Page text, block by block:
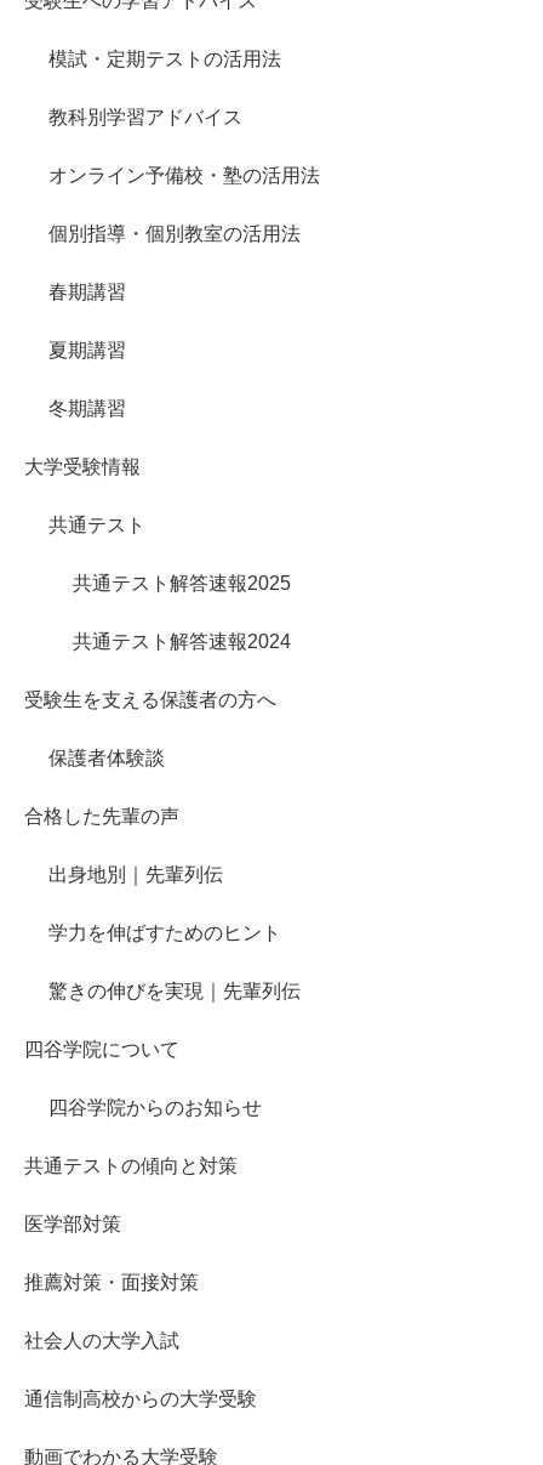
模試・定期テストの活用法
教科別学習アドバイス
オンライン予備校・塾の活用法
個別指導・個別教室の活用法
春期講習
夏期講習
冬期講習
大学受験情報
共通テスト
共通テスト解答速報2025
共通テスト解答速報2024
受験生を支える保護者の方へ
保護者体験談
合格した先輩の声
出身地別｜先輩列伝
学力を伸ばすためのヒント
驚きの伸びを実現｜先輩列伝
四谷学院について
四谷学院からのお知らせ
共通テストの傾向と対策
医学部対策
推薦対策・面接対策
社会人の大学入試
通信制高校からの大学受験
動画でわかる大学受験